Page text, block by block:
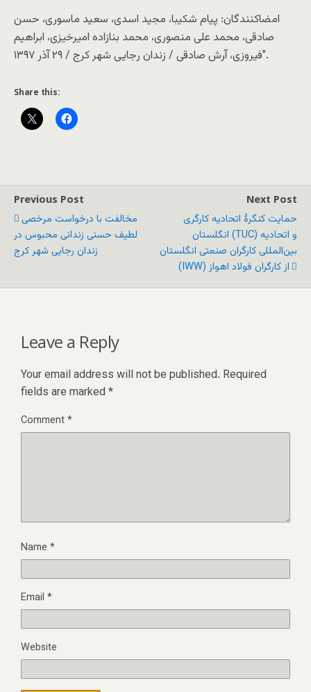
امضاکنندگان: پیام شکیبا، مجید اسدی، سعید ماسوری، حسن
صادقی، محمد علی منصوری، محمد بنازاده امیرخیزی، ابراهیم
فیروزی، آرش صادقی / زندان رجایی شهر کرج / ۲۹ آذر ۱۳۹۷″.
Share this:
Previous Post
مخالفت با درخواست مرخصی
لطیف حسنی زندانی محبوس در
زندان رجایی شهر کرج
Next Post
حمایت کنگرهٔ اتحادیه کارگری
انگلستان (TUC) و اتحادیه
بین‌المللی کارگران صنعتی انگلستان
(IWW) از کارگران فولاد اهواز
Leave a Reply
Your email address will not be published. Required
fields are marked *
Comment*
Name *
Email *
Website